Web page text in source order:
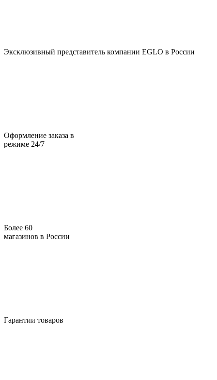
Эксклюзивный представитель компании EGLO в России
Оформление заказа в
режиме 24/7
Более 60
магазинов в России
Гарантии товаров